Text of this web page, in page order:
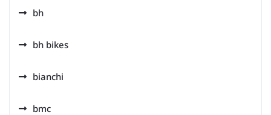
bh
bh bikes
bianchi
bmc